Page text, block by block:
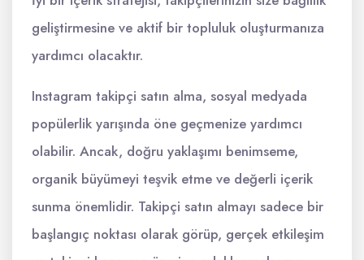
geliştirmesine ve aktif bir topluluk oluşturmanıza
yardımcı olacaktır.
Instagram takipçi satın alma, sosyal medyada
popülerlik yarışında öne geçmenize yardımcı
olabilir. Ancak, doğru yaklaşımı benimseme,
organik büyümeyi teşvik etme ve değerli içerik
sunma önemlidir. Takipçi satın almayı sadece bir
başlangıç noktası olarak görüp, gerçek etkileşim